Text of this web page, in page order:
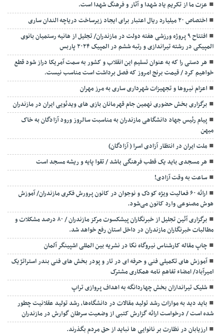
عزت ما از تکریم یاد شهدا و آثار و فرهنگ شهدا است.
اختصاص ۲۰ میلیارد ریال اعتبار برای ایجاد زیرساخت دریاچه الندان ساری
افتتاح ۹ پروژه ورزشی هفته دولت در مازندران/ تجلیل از هانیه رستمیان بانوی
المپیکی در رشته تیراندازی و رتبه ششم در المپیک ۲۰۲۴ پاربس
هر دستی را که به عنوان تسلیم این انقلاب و کشور به سمت آمريکا دراز شود قطع
خواهیم کرد / قیمت برنج امروز که فصل برداشت است مناسب نیست.
اعزام نیروها و تجهیزات شهرداری ساری به مرز مهران
برگزاری بخش حضوری نهمین جام قهرمانان بازی های ویدئویی ایران در مازندران
پیام رئیس جهاد دانشگاهی مازندران به مناسبت سالروز ورود آزادگان به خاک
میهن
ملت ایران در انتظار آزادی اسرا ( آزادگان)
هر مسجدی باید یک قطب فرهنگی باشد / تقوا پایه و ریشه مسجد است
ساعت به وقت آزادی!
ارائه ۶۰ فعالیت ویژه کودک و نوجوان در کانون پرورش فکری مازندران/ آموزش
هوش مصنوعی وارد کانون می‌شود.
برگزاری آئین تجلیل از خبرنگاران پیشکسوت مرکز مازندران / ۸۰ درصد مشکلات و
مطالبات خبرنگاران مازندران در داخل استان رفع خواهد شد.
چاپ مقاله کارشناس نيروگاه نكا در نشریه بین المللی اشپینگر آلمان
آموزش های تکمیلی فنی و حرفه ای در تار و پودر بخش های فنی بندر استراتژیک
امیرآباد/ امضاء تفاهم نامه همکاری مشترک
شلیک تیراندازان بخش چهاردانگه به اهداف پروازی تراپ
باید دید به موازات رشد تولید مقالات در دانشگاه‌ها، رشد تولید عقلانیت چطور
شده است / درخواست ارائه گزارش کتبی از وضعیت سرطان گوارش در مازندران
ارزیابان در نظارت بر نانوایی ها نباید از حق مردم بگذرند.